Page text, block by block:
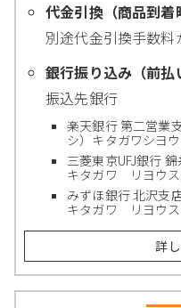
代金引換（商品到着
別途代金引換手数料
銀行振り込み（前払
振込先銀行
楽天銀行 第二営業
シ）キタガワシヨ
三菱東京UFJ銀行
キタガワ リヨウ
みずほ銀行 北沢支
キタガワ リヨウ
詳